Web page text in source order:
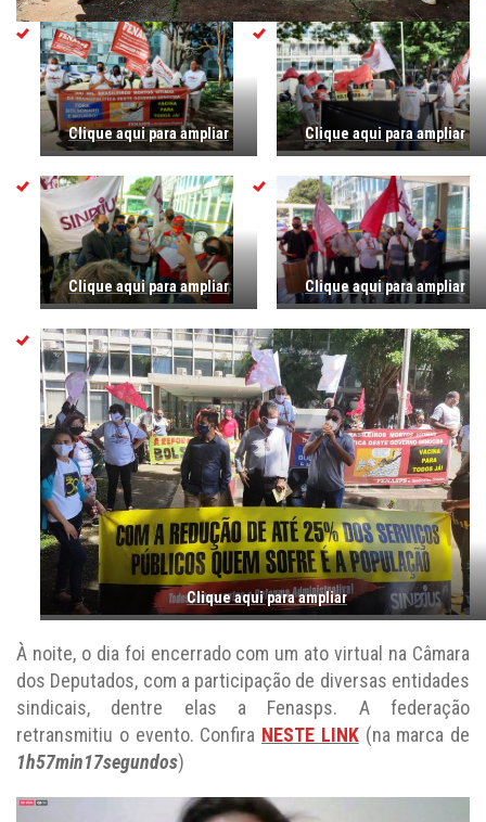
Clique aqui para ampliar Clique aqui para ampliar
Clique aqui para ampliar Clique aqui para ampliar
Clique aqui para ampliar
À noite, o dia foi encerrado com um ato virtual na Câmara
dos Deputados, com a participação de diversas entidades
sindicais, dentre elas a Fenasps. A federação
retransmitiu o evento. Confira NESTE LINK(na marca de
1h57min17segundos)